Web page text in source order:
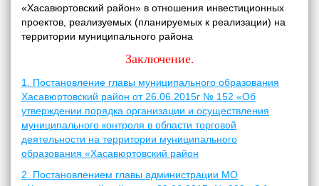
«Хасавюртовский район» в отношения инвестиционных
проектов, реализуемых (планируемых к реализации) на
территории муниципального района
Заключение.
1. Постановление главы муниципального образования
Хасавюртовский район от 26.06.2015г № 152 «Об
утверждении порядка организации и осуществления
муниципального контроля в области торговой
деятельности на территории муниципального
образования «Хасавюртовский район
2. Постановлением главы администрации МО